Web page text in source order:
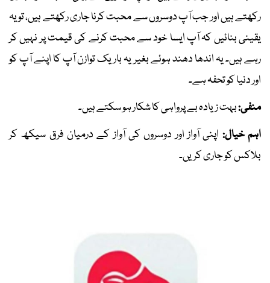
رکھتے ہیں اور جب آپ دوسروں سے محبت کرنا جاری رکھتے ہیں، تو یہ
یقینی بنائیں کہ آپ ایسا خود سے محبت کرنے کی قیمت پر نہیں کر
رہے ہیں۔ یہ اندھا دھند ہوئے بغیر یہ باریک توازن آپ کا اپنے آپ کو
اور دنیا کو تحفہ ہے۔
منفی:بہت زیادہ بے پرواہی کا شکار ہو سکتے ہیں۔
اہم خیال: اپنی آواز اور دوسروں کی آواز کے درمیان فرق سیکھ کر
بلاکس کو جاری کریں۔